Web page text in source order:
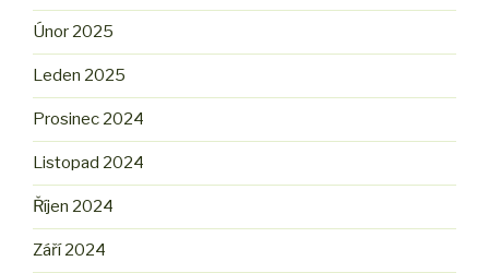
Únor 2025
Leden 2025
Prosinec 2024
Listopad 2024
Říjen 2024
Září 2024